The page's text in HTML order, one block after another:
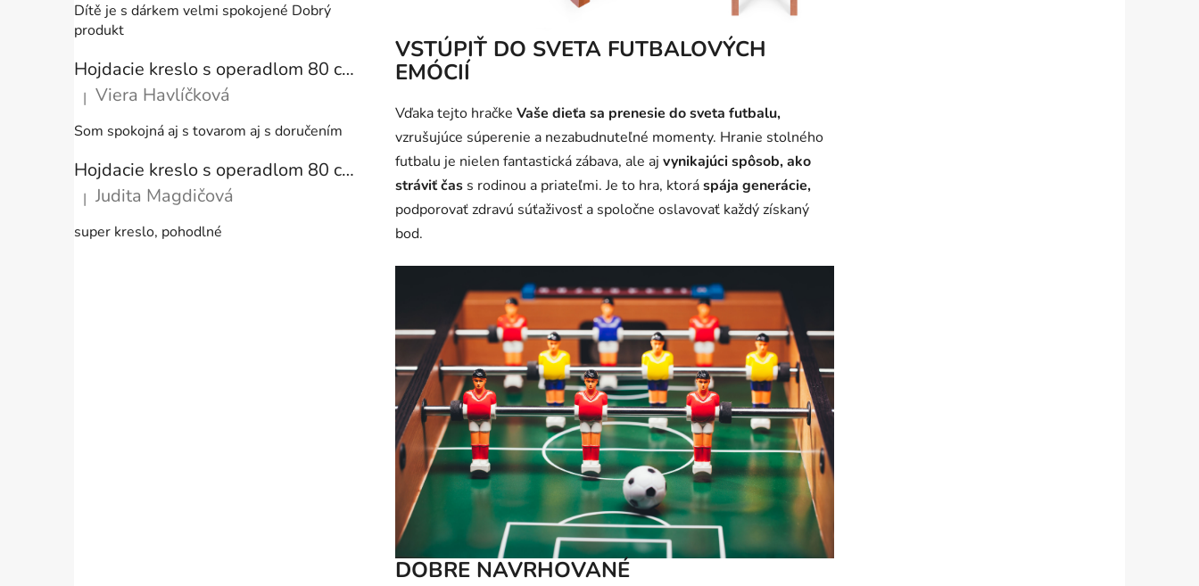
Dítě je s dárkem velmi spokojené Dobrý
produkt
Hojdacie kreslo s operadlom 80 cm + vankúše
Hodnotenie produktu je 5 z 5 hviezdičiek.
| Viera Havlíčková
Som spokojná aj s tovarom aj s doručením
Hojdacie kreslo s operadlom 80 cm + vankúše
Hodnotenie produktu je 5 z 5 hviezdičiek.
| Judita Magdičová
super kreslo, pohodlné
VSTÚPIŤ DO SVETA FUTBALOVÝCH
EMÓCIÍ
Vďaka tejto hračke Vaše dieťa sa prenesie do sveta futbalu,
vzrušujúce súperenie a nezabudnuteľné momenty. Hranie stolného
futbalu je nielen fantastická zábava, ale aj vynikajúci spôsob, ako
stráviť čas s rodinou a priateľmi. Je to hra, ktoráspája generácie,
podporovať zdravú súťaživosť a spoločne oslavovať každý získaný
bod.
DOBRE NAVRHOVANÉ